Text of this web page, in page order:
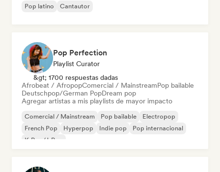
Pop latino
Cantautor
Pop Perfection
Playlist Curator
&gt; 1700 respuestas dadas
Afrobeat / AfropopComercial / MainstreamPop bailable
Deutschpop/German PopDream pop
Agregar artistas a mis playlists de mayor impacto
Comercial / Mainstream Pop bailable
Electropop
French Pop
Hyperpop Indie pop
Pop internacional
K-Pop/J-Pop